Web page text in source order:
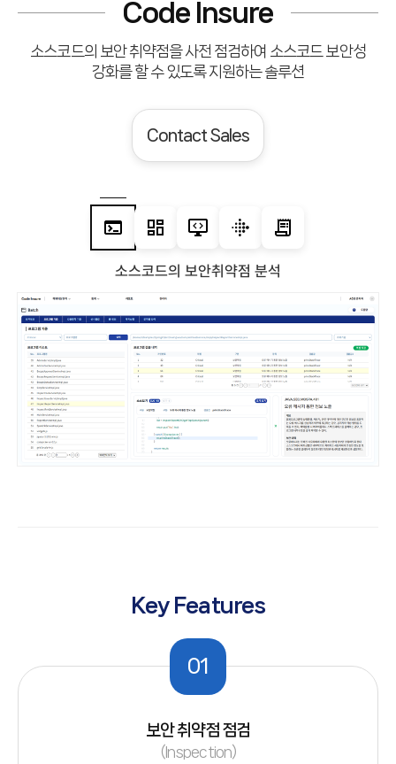
Code Insure
소스코드의 보안 취약점을 사전 점검하여 소스코드 보안성
강화를 할 수 있도록 지원하는 솔루션
Contact Sales
소스코드의 보안취약점 분석
Key Features
01
보안 취약점 점검
(Inspection)